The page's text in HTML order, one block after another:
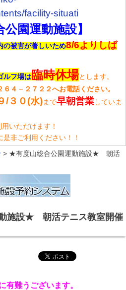
facility-situati
公園運動施設】
被害が著しいため8/6よりしば
ルフ場は臨時休場とします。
４－２７２２へお電話ください。
/３０(水)まで早朝営業していま
用いただけます！
非ご利用ください！！
> ★有度山総合公園運動施設★ 朝活
施設★ 朝活テニス教室開催
有難うございます。